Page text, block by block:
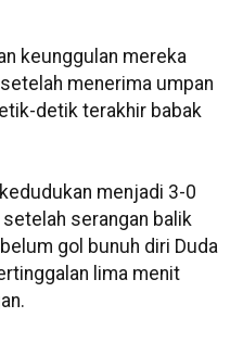
keunggulan mereka
menerima umpan
detik terakhir babak
menjadi 3-0
serangan balik
gol bunuh diri Duda
lima menit